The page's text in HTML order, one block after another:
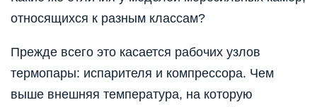
относящихся к разным классам?
Прежде всего это касается рабочих узлов
термопары: испарителя и компрессора. Чем
выше внешняя температура, на которую